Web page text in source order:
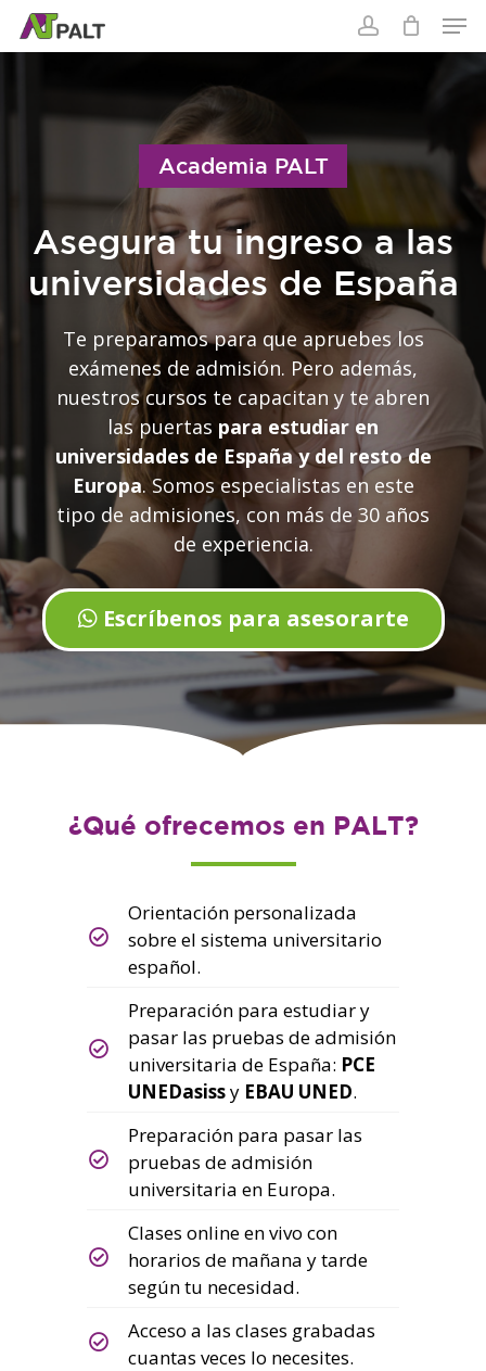
Skip
Cart
Academia PALT
Asegura tu ingreso a las
universidades de España
Te preparamos para que apruebes los
exámenes de admisión. Pero además,
nuestros cursos te capacitan y te abren
las puertas para estudiar en
universidades de España y del resto de
Europa. Somos especialistas en este
tipo de admisiones, con más de 30 años
de experiencia.
Escríbenos para asesorarte
¿Qué ofrecemos en PALT?
Orientación personalizada
sobre el sistema universitario
español.
Preparación para estudiar y
pasar las pruebas de admisión
universitaria de España: PCE
UNEDasissy EBAU UNED.
Preparación para pasar las
pruebas de admisión
universitaria en Europa.
Clases online en vivo con
horarios de mañana y tarde
según tu necesidad.
Acceso a las clases grabadas
cuantas veces lo necesites.